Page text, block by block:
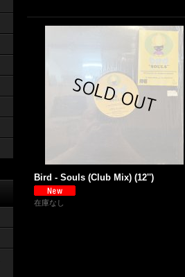
Bird - Souls (Club Mix) (12'')
在庫なし